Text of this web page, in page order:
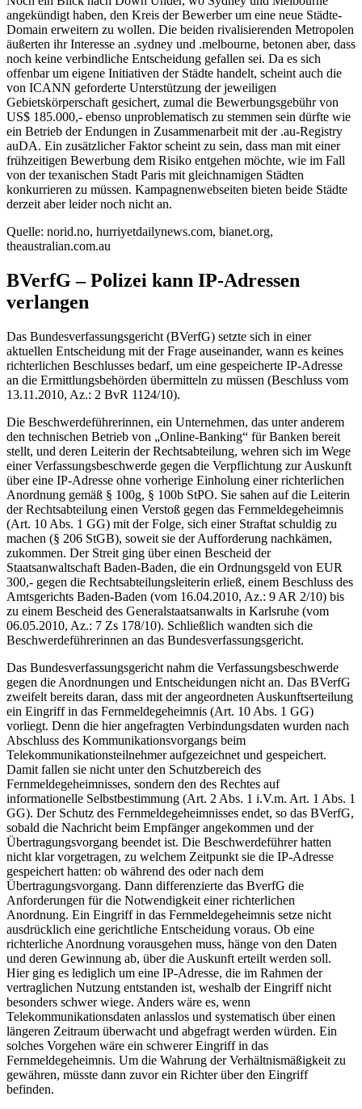
angekündigt haben, den Kreis der Bewerber um eine neue Städte-
Domain erweitern zu wollen. Die beiden rivalisierenden Metropolen
äußerten ihr Interesse an .sydney und .melbourne, betonen aber, dass
noch keine verbindliche Entscheidung gefallen sei. Da es sich
offenbar um eigene Initiativen der Städte handelt, scheint auch die
von ICANN geforderte Unterstützung der jeweiligen
Gebietskörperschaft gesichert, zumal die Bewerbungsgebühr von
US$ 185.000,- ebenso unproblematisch zu stemmen sein dürfte wie
ein Betrieb der Endungen in Zusammenarbeit mit der .au-Registry
auDA. Ein zusätzlicher Faktor scheint zu sein, dass man mit einer
frühzeitigen Bewerbung dem Risiko entgehen möchte, wie im Fall
von der texanischen Stadt Paris mit gleichnamigen Städten
konkurrieren zu müssen. Kampagnenwebseiten bieten beide Städte
derzeit aber leider noch nicht an.
Quelle: norid.no, hurriyetdailynews.com, bianet.org,
theaustralian.com.au
BVerfG – Polizei kann IP-Adressen
verlangen
Das Bundesverfassungsgericht (BVerfG) setzte sich in einer
aktuellen Entscheidung mit der Frage auseinander, wann es keines
richterlichen Beschlusses bedarf, um eine gespeicherte IP-Adresse
an die Ermittlungsbehörden übermitteln zu müssen (Beschluss vom
13.11.2010, Az.: 2 BvR 1124/10).
Die Beschwerdeführerinnen, ein Unternehmen, das unter anderem
den technischen Betrieb von „Online-Banking“ für Banken bereit
stellt, und deren Leiterin der Rechtsabteilung, wehren sich im Wege
einer Verfassungsbeschwerde gegen die Verpflichtung zur Auskunft
über eine IP-Adresse ohne vorherige Einholung einer richterlichen
Anordnung gemäß § 100g, § 100b StPO. Sie sahen auf die Leiterin
der Rechtsabteilung einen Verstoß gegen das Fernmeldegeheimnis
(Art. 10 Abs. 1 GG) mit der Folge, sich einer Straftat schuldig zu
machen (§ 206 StGB), soweit sie der Aufforderung nachkämen,
zukommen. Der Streit ging über einen Bescheid der
Staatsanwaltschaft Baden-Baden, die ein Ordnungsgeld von EUR
300,- gegen die Rechtsabteilungsleiterin erließ, einem Beschluss des
Amtsgerichts Baden-Baden (vom 16.04.2010, Az.: 9 AR 2/10) bis
zu einem Bescheid des Generalstaatsanwalts in Karlsruhe (vom
06.05.2010, Az.: 7 Zs 178/10). Schließlich wandten sich die
Beschwerdeführerinnen an das Bundesverfassungsgericht.
Das Bundesverfassungsgericht nahm die Verfassungsbeschwerde
gegen die Anordnungen und Entscheidungen nicht an. Das BVerfG
zweifelt bereits daran, dass mit der angeordneten Auskunftserteilung
ein Eingriff in das Fernmeldegeheimnis (Art. 10 Abs. 1 GG)
vorliegt. Denn die hier angefragten Verbindungsdaten wurden nach
Abschluss des Kommunikationsvorgangs beim
Telekommunikationsteilnehmer aufgezeichnet und gespeichert.
Damit fallen sie nicht unter den Schutzbereich des
Fernmeldegeheimnisses, sondern den des Rechtes auf
informationelle Selbstbestimmung (Art. 2 Abs. 1 i.V.m. Art. 1 Abs. 1
GG). Der Schutz des Fernmeldegeheimnisses endet, so das BVerfG,
sobald die Nachricht beim Empfänger angekommen und der
Übertragungsvorgang beendet ist. Die Beschwerdeführer hatten
nicht klar vorgetragen, zu welchem Zeitpunkt sie die IP-Adresse
gespeichert hatten: ob während des oder nach dem
Übertragungsvorgang. Dann differenzierte das BverfG die
Anforderungen für die Notwendigkeit einer richterlichen
Anordnung. Ein Eingriff in das Fernmeldegeheimnis setze nicht
ausdrücklich eine gerichtliche Entscheidung voraus. Ob eine
richterliche Anordnung vorausgehen muss, hänge von den Daten
und deren Gewinnung ab, über die Auskunft erteilt werden soll.
Hier ging es lediglich um eine IP-Adresse, die im Rahmen der
vertraglichen Nutzung entstanden ist, weshalb der Eingriff nicht
besonders schwer wiege. Anders wäre es, wenn
Telekommunikationsdaten anlasslos und systematisch über einen
längeren Zeitraum überwacht und abgefragt werden würden. Ein
solches Vorgehen wäre ein schwerer Eingriff in das
Fernmeldegeheimnis. Um die Wahrung der Verhältnismäßigkeit zu
gewähren, müsste dann zuvor ein Richter über den Eingriff
befinden.